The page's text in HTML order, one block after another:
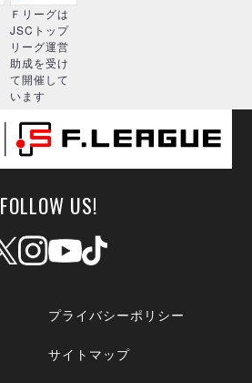
Ｆリーグは
JSCトップ
リーグ運営
助成を受け
て開催して
います
FOLLOW US!
プライバシーポリシー
サイトマップ